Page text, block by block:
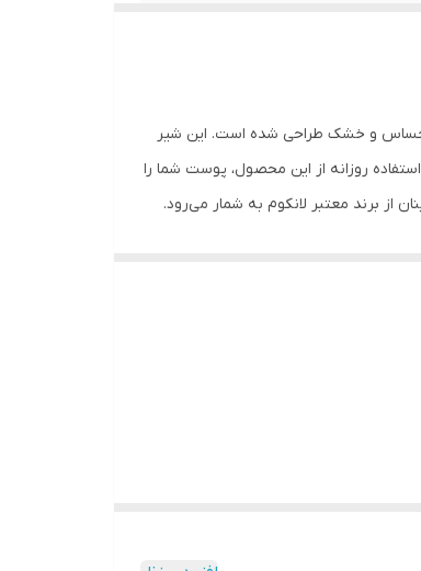
پوست‌های حساس و خشک طراحی شده است. این شیر
روزانه از این محصول، پوست شما را